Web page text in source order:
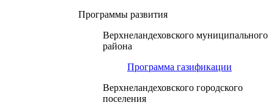
Программы развития
Верхнеландеховского муниципального
района
Программа газификации
Верхнеландеховского городского
поселения